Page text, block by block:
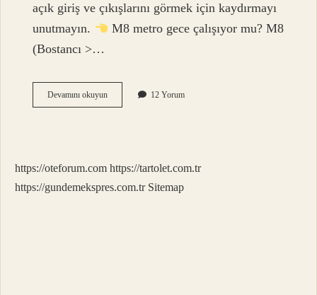
açık giriş ve çıkışlarını görmek için kaydırmayı
unutmayın.
M8 metro gece çalışıyor mu? M8
(Bostancı >…
Devamını okuyunGece
Metrosu
12 Yorum
https://oteforum.com https://tartolet.com.tr
https://gundemekspres.com.tr Sitemap